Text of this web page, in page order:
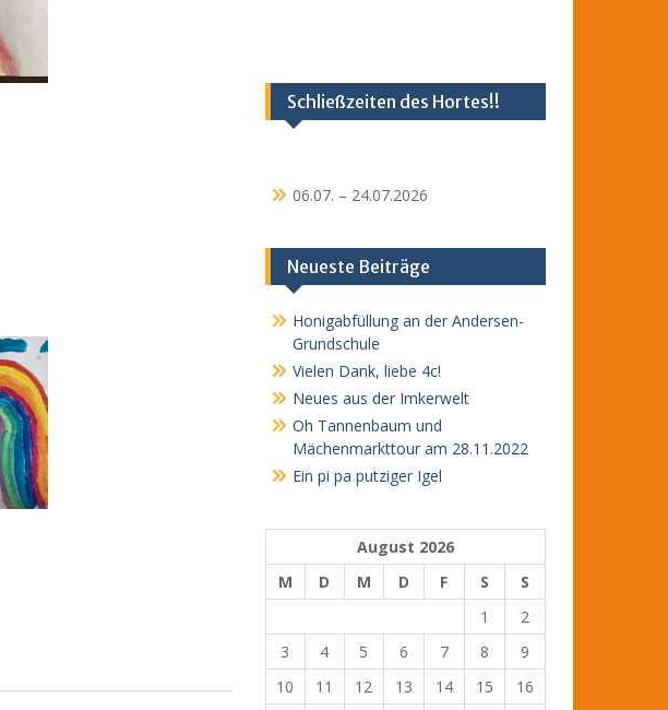
Schließzeiten des Hortes!!
06.07. – 24.07.2026
Neueste Beiträge
Honigabfüllung an der Andersen-
Grundschule
Vielen Dank, liebe 4c!
Neues aus der Imkerwelt
Oh Tannenbaum und
Mächenmarkttour am 28.11.2022
Ein pi pa putziger Igel
August 2026
M
D M D F S
S
1
2
3
4 5 6 7 8
9
10
11 12 13 14 15
16